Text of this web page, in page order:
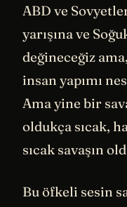
ABD ve
yarışına ve
değineceğiz
insan yapımı
Ama yine bir
oldukça sıcak,
sıcak savaşın
Bu öfkeli sesin